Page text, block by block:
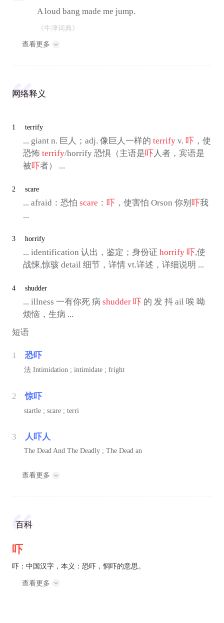
A loud bang made me jump.
《牛津词典》
查看更多
网络释义
1 terrify
... giant n. 巨人；adj. 像巨人一样的 terrifyv. 吓 ，使
恐怖 terrify/horrify 恐惧（主语是吓 人者，宾语是
被吓者） ...
2 scare
... afraid：恐怕 scare ： 吓，使害怕 Orson 你别 吓我
...
3 horrify
... identification 认出，鉴定；身份证 horrify 吓,使
战悚,惊骇 detail 细节，详情 vt.详述，详细说明 ...
4 shudder
... illness 一有你死 病 shudder 吓的 发 抖 ail 唉 呦
烦恼，生病 ...
短语
1 恐吓
法 Intimidation ; intimidate ; fright
2 惊吓
startle ; scare ; terri
3 人吓人
The Dead And The Deadly ; The Dead an
查看更多
百科
吓
吓：中国汉字，本义：恐吓，恫吓的意思。
查看更多